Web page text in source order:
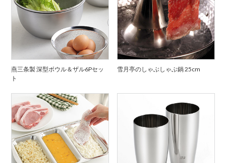
燕三条製 深型ボウル＆ザル6Pセッ
ト
雪月亭のしゃぶしゃぶ鍋 25cm